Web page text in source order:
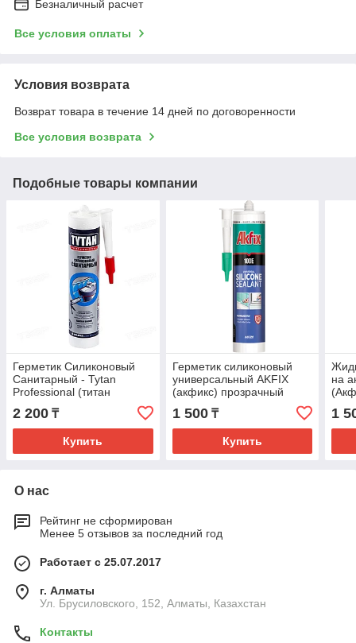
Безналичный расчет
Все условия оплаты
Условия возврата
Возврат товара в течение 14 дней по договоренности
Все условия возврата
Подобные товары компании
Герметик Силиконовый
Санитарный - Tytan
Professional (титан
санитарный)
2 200 ₸
Купить
Герметик силиконовый
универсальный AKFIX
(акфикс) прозрачный
1 500₸
Купить
на
1
О нас
Рейтинг не сформирован
Менее 5 отзывов за последний год
Работает с 25.07.2017
г. Алматы
Ул. Брусиловского, 152, Алматы, Казахстан
Контакты